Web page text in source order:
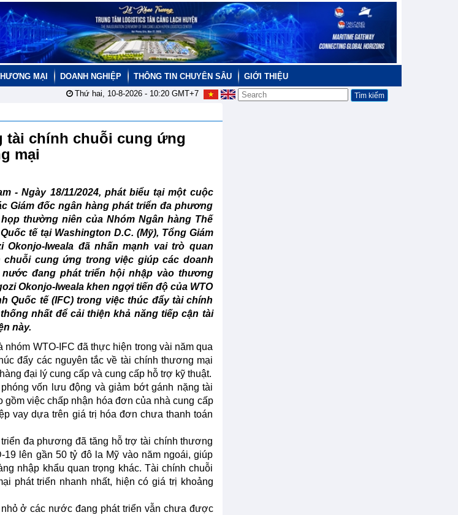
MẠI DOANH NGHIỆP THÔNG TIN CHUYÊN SÂU
GIỚI THIỆU
Thứ hai, 10-8-2026 - 10:20GMT+7
tài chính chuỗi cung ứng
mại
-Ngày 18/11/2024, phát biểu tại một cuộc
Giám đốc ngân hàng phát triển đa phương
thường niên của Nhóm Ngân hàng Thế
tế tại Washington D.C. (Mỹ), Tổng Giám
Okonjo-Iweala đã nhấn mạnh vai trò quan
chuỗi cung ứng trong việc giúp các doanh
đang phát triển hội nhập vào thương
Okonjo-Iweala khen ngợi tiến độ của WTO
Quốc tế (IFC) trong việc thúc đẩy tài chính
nhất để cải thiện khả năng tiếp cận tài
này.
WTO-IFC đã thực hiện trong vài năm qua
đẩy các nguyên tắc về tài chính thương mại
đại lý cung cấp và cung cấp hỗ trợ kỹ thuật.
vốn lưu động và giảm bớt gánh nặng tài
việc chấp nhận hóa đơn của nhà cung cấp
vay dựa trên giá trị hóa đơn chưa thanh toán
đa phương đã tăng hỗ trợ tài chính thương
lên gần 50 tỷ đô la Mỹ vào năm ngoái, giúp
nhập khẩu quan trọng khác. Tài chính chuỗi
phát triển nhanh nhất, hiện có giá trị khoảng
ở các nước đang phát triển vẫn chưa được